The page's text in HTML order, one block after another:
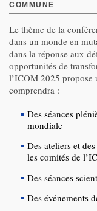
COMMUNE
Le thème de la
dans un monde en
dans la réponse aux
opportunités de
l’ICOM 2025
comprendra :
Des séances
mondiale
Des ateliers et
les comités de
Des séances
Des événements